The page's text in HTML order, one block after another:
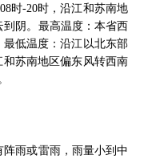
时-20时，沿江和苏南地
阴。最高温度：本省西
低温度：沿江以北东部
苏南地区偏东风转西南
阵雨或雷雨，雨量小到中